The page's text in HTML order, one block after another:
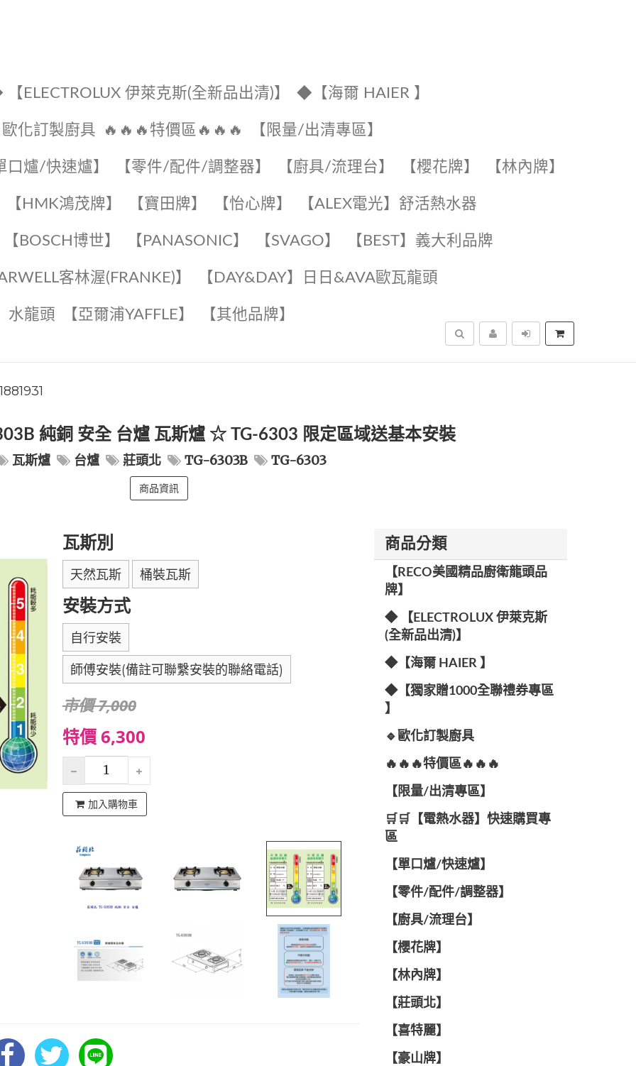
ELECTROLUX 伊萊克斯(全新品出清)】 ◆【海爾 HAIER 】
化訂製廚具 🔥🔥🔥特價區🔥🔥🔥 【限量/出清專區】
口爐/快速爐】 【零件/配件/調整器】 【廚具/流理台】 【櫻花牌】 【林內牌】
【HMK鴻茂牌】 【寶田牌】 ️【怡心牌】️ ️️【ALEX電光】舒活熱水器️️
【BOSCH博世】 ️【PANASONIC】️ ️【SVAGO】️ ️【BEST】️義大利品牌
客林渥(FRANKE)】️ ️【DAY&DAY】️日日&AVA歐瓦龍頭
水龍頭️ 【亞爾浦YAFFLE】 ️【其他品牌】️
搜尋
純銅 安全 台爐 瓦斯爐 ☆ TG-6303 限定區域送基本安裝
瓦斯爐 台爐 莊頭北 TG-6303B TG-6303
商品資訊
瓦斯別
天然瓦斯 桶裝瓦斯
安裝方式
自行安裝
師傅安裝(備註可聯繫安裝的聯絡電話)
市價 7,000
特價 6,300
加入購物車
商品分類
【RECO美國精品廚衛龍頭品
牌】
◆ 【ELECTROLUX 伊萊克斯
(全新品出清)】
◆【海爾 HAIER 】
◆【獨家贈1000全聯禮券專區
】
🔹歐化訂製廚具
🔥🔥🔥特價區🔥🔥🔥
【限量/出清專區】
🛒🛒【電熱水器】快速購買專
區
【單口爐/快速爐】
【零件/配件/調整器】
【廚具/流理台】
【櫻花牌】
【林內牌】
【莊頭北】
【喜特麗】
【豪山牌】